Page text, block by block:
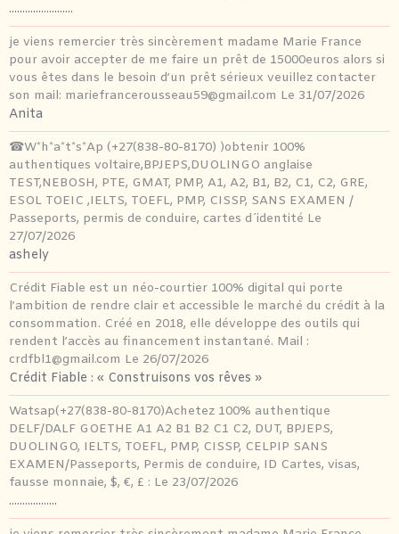
........................
je viens remercier très sincèrement madame Marie France
pour avoir accepter de me faire un prêt de 15000euros alors si
vous êtes dans le besoin d’un prêt sérieux veuillez contacter
son mail: mariefrancerousseau59@gmail.com Le 31/07/2026
Anita
☎W*h*a*t*s*Ap (+27(838-80-8170) )obtenir 100%
authentiques voltaire,BPJEPS,DUOLINGO anglaise
TEST,NEBOSH, PTE, GMAT, PMP, A1, A2, B1, B2, C1, C2, GRE,
ESOL TOEIC ,IELTS, TOEFL, PMP, CISSP, SANS EXAMEN /
Passeports, permis de conduire, cartes d´identité Le
27/07/2026
ashely
Crédit Fiable est un néo-courtier 100% digital qui porte
l’ambition de rendre clair et accessible le marché du crédit à la
consommation. Créé en 2018, elle développe des outils qui
rendent l’accès au financement instantané. Mail :
crdfbl1@gmail.com Le 26/07/2026
Crédit Fiable : « Construisons vos rêves »
Watsap(+27(838-80-8170)Achetez 100% authentique
DELF/DALF GOETHE A1 A2 B1 B2 C1 C2, DUT, BPJEPS,
DUOLINGO, IELTS, TOEFL, PMP, CISSP, CELPIP SANS
EXAMEN/Passeports, Permis de conduire, ID Cartes, visas,
fausse monnaie, $, €, £ : Le 23/07/2026
..................